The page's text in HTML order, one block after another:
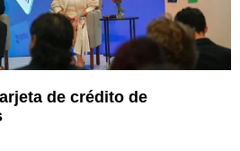
de crédito de